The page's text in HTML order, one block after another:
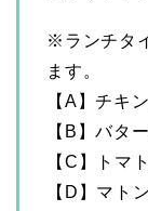
※ランチタ
ます。
【A】チキ
【B】バタ
【C】トマ
【D】マト